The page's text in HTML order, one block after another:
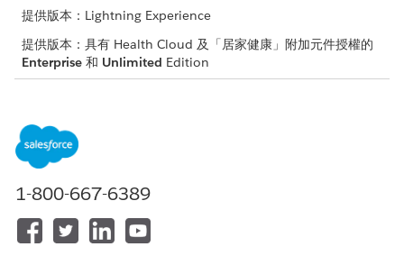
提供版本：Lightning Experience
提供版本：具有 Health Cloud 及「居家健康」附加元件授權的
Enterprise 和 Unlimited Edition
複製和更新權限集:
「權限集」。
輸入複製權限集的名稱、API 名稱和描述。
1-800-667-6389